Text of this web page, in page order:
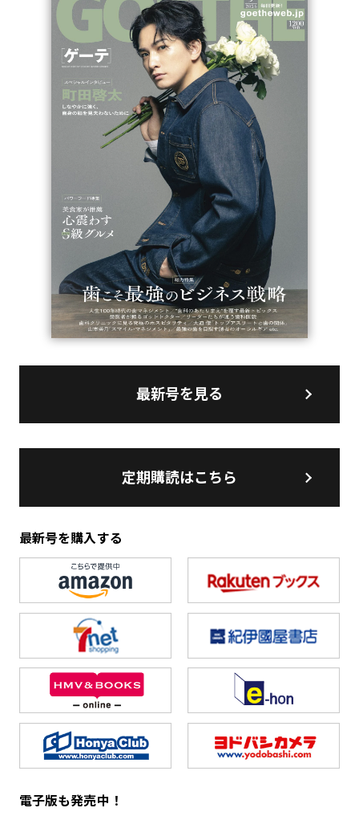
最新号を見る
定期購読はこちら
最新号を購入する
電子版も発売中！